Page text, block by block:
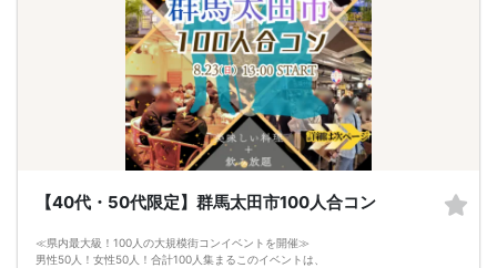
②＼トークタイム中の連絡先交換自由は群馬県内だと弊社だけ！?／
テーブルにご用意してある連絡先交換カードを使って
自由に連絡先交換可能に♪
良い出会いに繋げてほしいから、始めました！
群馬県内の真剣婚活をするならリンクリンクへ♪
トークタイムについて♪
1対1の着席型トークタイム♪
プロフィールシートを全員の異性の方と交換して1対1でお話をしていただきま
女性は着席したままで、男性が席を順番に移動していきます。
トークタイムは、5分～10分（人数で時間変動あり）です！
あまり硬くならず、いつもの自分でゆっくりトークを楽しんでください♪
お仕事の話、趣味の話などでお互いの共通点などをみつけてみてはいかがでしょ
【40代・50代限定】群馬太田市100人合コン
≪県内最大級！100人の大規模街コンイベントを開催≫
男性50人！女性50人！合計100人集まるこのイベントは、